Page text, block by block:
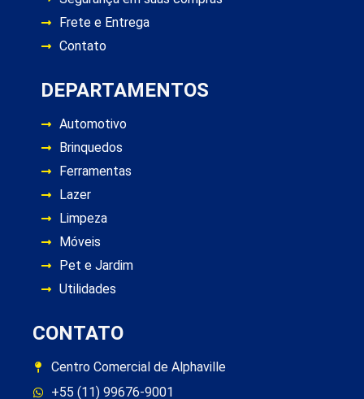
Frete e Entrega
Contato
DEPARTAMENTOS
Automotivo
Brinquedos
Ferramentas
Lazer
Limpeza
Móveis
Pet e Jardim
Utilidades
CONTATO
Centro Comercial de Alphaville
+55 (11) 99676-9001